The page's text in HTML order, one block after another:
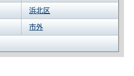
浜北区
市外